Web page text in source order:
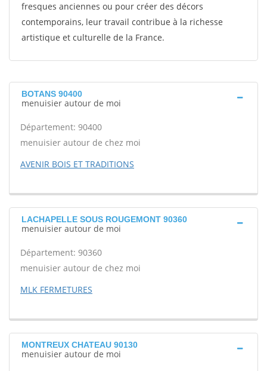
fresques anciennes ou pour créer des décors
contemporains, leur travail contribue à la richesse
artistique et culturelle de la France.
BOTANS 90400
menuisier autour de moi
Département: 90400
menuisier autour de chez moi
AVENIR BOIS ET TRADITIONS
LACHAPELLE SOUS ROUGEMONT 90360
menuisier autour de moi
Département: 90360
menuisier autour de chez moi
MLK FERMETURES
MONTREUX CHATEAU 90130
menuisier autour de moi